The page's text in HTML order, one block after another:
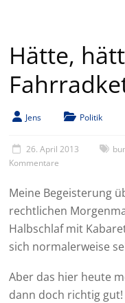
Hätte,
Jens Politik
26. April 2013
Kommentare
Meine Begeisterung
rechtlichen
Halbschlaf mit
sich normalerweise
Aber das hier heute
dann doch richtig